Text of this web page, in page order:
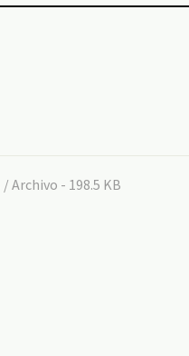
/ Archivo - 198.5 KB